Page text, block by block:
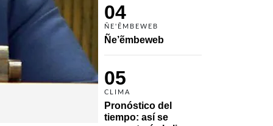
04
ÑE'ẼMBEWEB
Ñe’ẽmbeweb
05
CLIMA
Pronóstico del
tiempo: así se